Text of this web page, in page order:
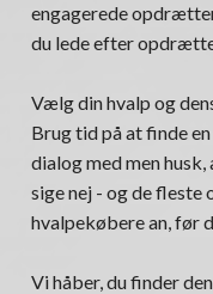
engagerede
du lede efter
Vælg din hvalp og
Brug tid på at finde
dialog med men
sige nej - og de
hvalpekøbere an, før
Vi håber, du finder